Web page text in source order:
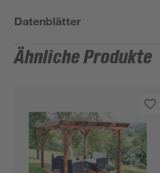
Datenblätter
Ähnliche Produkte